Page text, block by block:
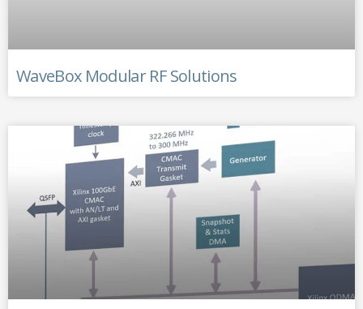
WaveBox Modular RF Solutions